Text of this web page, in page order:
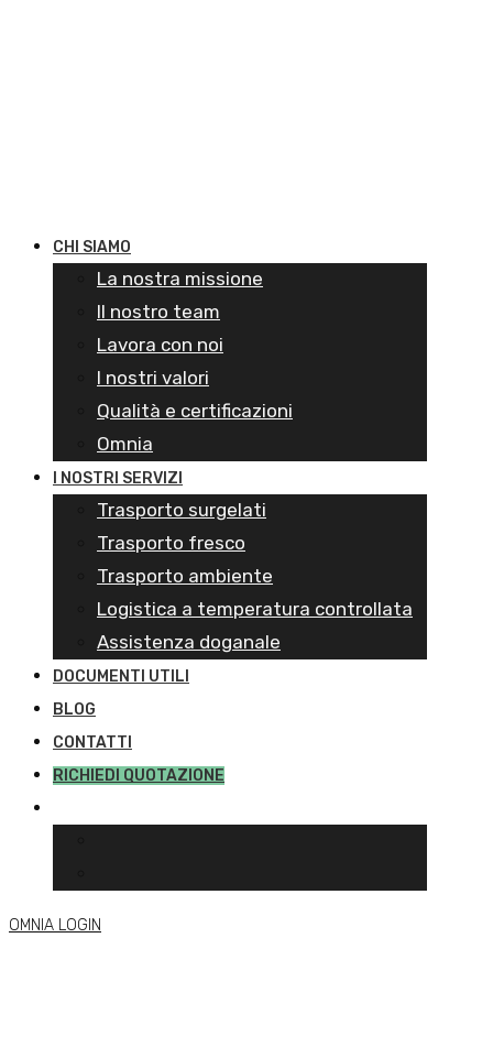
CHI SIAMO
La nostra missione
Il nostro team
Lavora con noi
I nostri valori
Qualità e certificazioni
Omnia
I NOSTRI SERVIZI
Trasporto surgelati
Trasporto fresco
Trasporto ambiente
Logistica a temperatura controllata
Assistenza doganale
DOCUMENTI UTILI
BLOG
CONTATTI
RICHIEDI QUOTAZIONE
OMNIA LOGIN